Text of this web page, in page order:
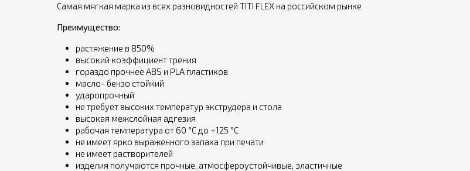
Самая мягкая марка из всех разновидностей TITI FLEX на российском рынке
Преимущество:
растяжение в 850%
высокий коэффициент трения
гораздо прочнее ABS и PLA пластиков
масло- бензо стойкий
ударопрочный
не требует высоких температур экструдера и стола
высокая межслойная адгезия
рабочая температура от 60 °С до +125 °С
не имеет ярко выраженного запаха при печати
не имеет растворителей
изделия получаются прочные, атмосфероустойчивые, эластичные